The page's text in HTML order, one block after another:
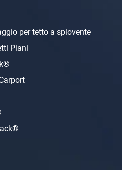
per tetto a spiovente
Piani